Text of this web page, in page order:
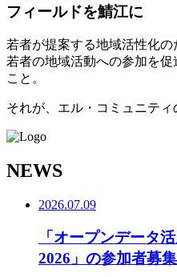
フィールドを鯖江に
若者が提案する地域活性化の
若者の地域活動への参加を
こと。
それが、エル・コミュニティ
NEWS
2026.07.09
「オープンデータ
2026」の参加者募